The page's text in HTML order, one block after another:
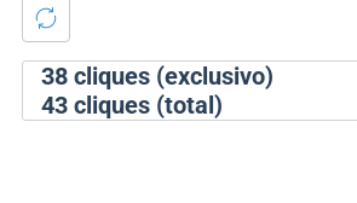
38cliques (exclusivo)
43cliques (total)